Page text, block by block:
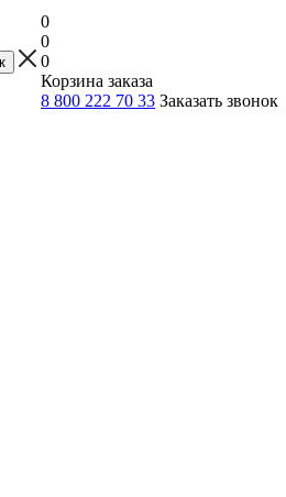
0
0
0
Корзина заказа
8 800 222 70 33 Заказать звонок